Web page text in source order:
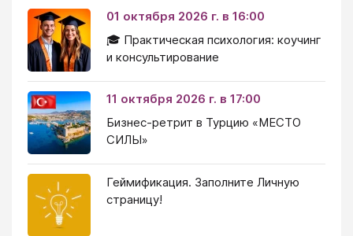
01 октября 2026 г. в 16:00
🎓 Практическая психология: коучинг
и консультирование
11 октября 2026 г. в 17:00
Бизнес-ретрит в Турцию «МЕСТО
СИЛЫ»
Геймификация. Заполните Личную
страницу!